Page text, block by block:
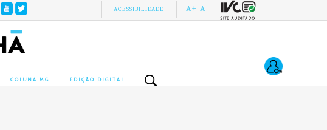
ACESSIBILIDADE A+ A-
COLUNA MG EDIÇÃO DIGITAL